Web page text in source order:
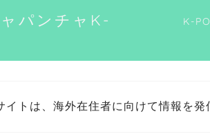
パンチャK-
K-
トは、海外在住者に向けて情報を発